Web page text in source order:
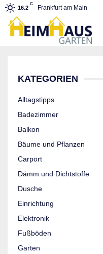
16.2
C
Frankfurt am Main
KATEGORIEN
Alltagstipps
Badezimmer
Balkon
Bäume und Pflanzen
Carport
Dämm und Dichtstoffe
Dusche
Einrichtung
Elektronik
Fußböden
Garten